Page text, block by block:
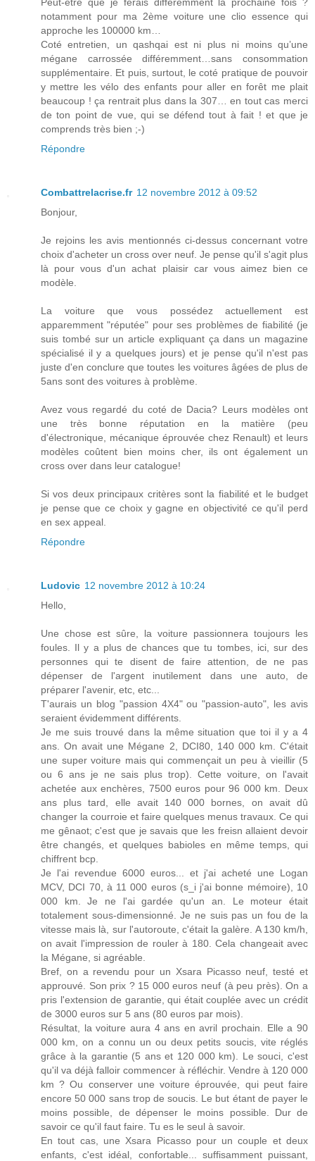
notamment pour ma 2ème voiture une clio essence qui
approche les 100000 km…
Coté entretien, un qashqai est ni plus ni moins qu’une
mégane carrossée différemment…sans consommation
supplémentaire. Et puis, surtout, le coté pratique de pouvoir
y mettre les vélo des enfants pour aller en forêt me plait
beaucoup ! ça rentrait plus dans la 307… en tout cas merci
de ton point de vue, qui se défend tout à fait ! et que je
comprends très bien ;-)
Répondre
Combattrelacrise.fr 12 novembre 2012 à 09:52
Bonjour,
Je rejoins les avis mentionnés ci-dessus concernant votre
choix d'acheter un cross over neuf. Je pense qu'il s'agit plus
là pour vous d'un achat plaisir car vous aimez bien ce
modèle.
La voiture que vous possédez actuellement est
apparemment "réputée" pour ses problèmes de fiabilité (je
suis tombé sur un article expliquant ça dans un magazine
spécialisé il y a quelques jours) et je pense qu'il n'est pas
juste d'en conclure que toutes les voitures âgées de plus de
5ans sont des voitures à problème.
Avez vous regardé du coté de Dacia? Leurs modèles ont
une très bonne réputation en la matière (peu
d'électronique, mécanique éprouvée chez Renault) et leurs
modèles coûtent bien moins cher, ils ont également un
cross over dans leur catalogue!
Si vos deux principaux critères sont la fiabilité et le budget
je pense que ce choix y gagne en objectivité ce qu'il perd
en sex appeal.
Répondre
Ludovic 12 novembre 2012 à 10:24
Hello,
Une chose est sûre, la voiture passionnera toujours les
foules. Il y a plus de chances que tu tombes, ici, sur des
personnes qui te disent de faire attention, de ne pas
dépenser de l'argent inutilement dans une auto, de
préparer l'avenir, etc, etc...
T'aurais un blog "passion 4X4" ou "passion-auto", les avis
seraient évidemment différents.
Je me suis trouvé dans la même situation que toi il y a 4
ans. On avait une Mégane 2, DCI80, 140 000 km. C'était
une super voiture mais qui commençait un peu à vieillir (5
ou 6 ans je ne sais plus trop). Cette voiture, on l'avait
achetée aux enchères, 7500 euros pour 96 000 km. Deux
ans plus tard, elle avait 140 000 bornes, on avait dû
changer la courroie et faire quelques menus travaux. Ce qui
me gênaot; c'est que je savais que les freisn allaient devoir
être changés, et quelques babioles en même temps, qui
chiffrent bcp.
Je l'ai revendue 6000 euros... et j'ai acheté une Logan
MCV, DCI 70, à 11 000 euros (s_i j'ai bonne mémoire), 10
000 km. Je ne l'ai gardée qu'un an. Le moteur était
totalement sous-dimensionné. Je ne suis pas un fou de la
vitesse mais là, sur l'autoroute, c'était la galère. A 130 km/h,
on avait l'impression de rouler à 180. Cela changeait avec
la Mégane, si agréable.
Bref, on a revendu pour un Xsara Picasso neuf, testé et
approuvé. Son prix ? 15 000 euros neuf (à peu près). On a
pris l'extension de garantie, qui était couplée avec un crédit
de 3000 euros sur 5 ans (80 euros par mois).
Résultat, la voiture aura 4 ans en avril prochain. Elle a 90
000 km, on a connu un ou deux petits soucis, vite réglés
grâce à la garantie (5 ans et 120 000 km). Le souci, c'est
qu'il va déjà falloir commencer à réfléchir. Vendre à 120 000
km ? Ou conserver une voiture éprouvée, qui peut faire
encore 50 000 sans trop de soucis. Le but étant de payer le
moins possible, de dépenser le moins possible. Dur de
savoir ce qu'il faut faire. Tu es le seul à savoir.
En tout cas, une Xsara Picasso pour un couple et deux
enfants, c'est idéal, confortable... suffisamment puissant,